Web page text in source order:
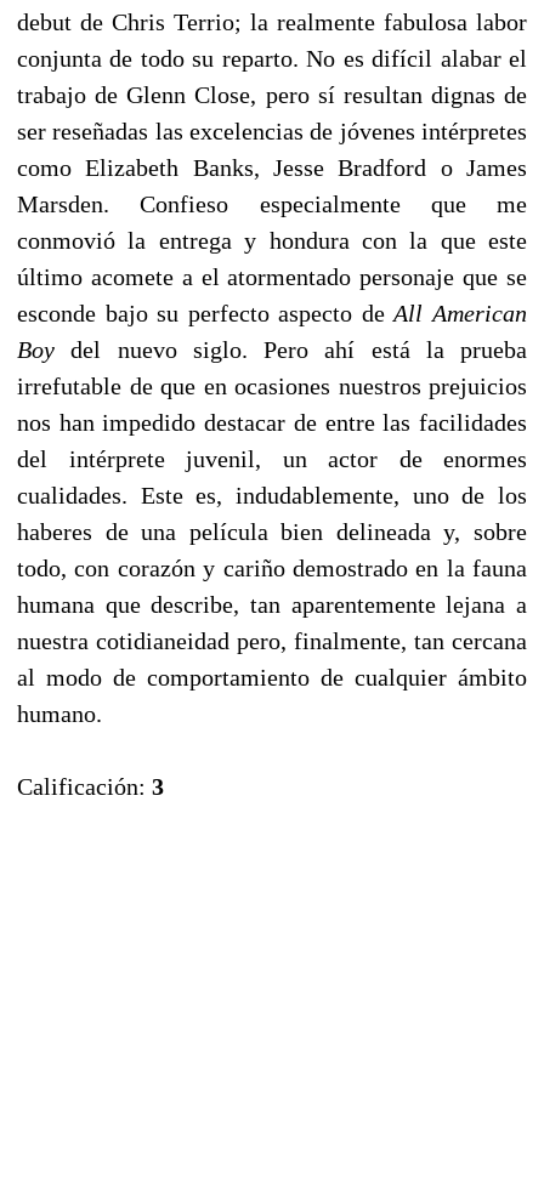
debut de Chris Terrio; la realmente fabulosa labor
conjunta de todo su reparto. No es difícil alabar el
trabajo de Glenn Close, pero sí resultan dignas de
ser reseñadas las excelencias de jóvenes intérpretes
como Elizabeth Banks, Jesse Bradford o James
Marsden. Confieso especialmente que me
conmovió la entrega y hondura con la que este
último acomete a el atormentado personaje que se
esconde bajo su perfecto aspecto deAll American
Boy del nuevo siglo. Pero ahí está la prueba
irrefutable de que en ocasiones nuestros prejuicios
nos han impedido destacar de entre las facilidades
del intérprete juvenil, un actor de enormes
cualidades. Este es, indudablemente, uno de los
haberes de una película bien delineada y, sobre
todo, con corazón y cariño demostrado en la fauna
humana que describe, tan aparentemente lejana a
nuestra cotidianeidad pero, finalmente, tan cercana
al modo de comportamiento de cualquier ámbito
humano.
Calificación: 3